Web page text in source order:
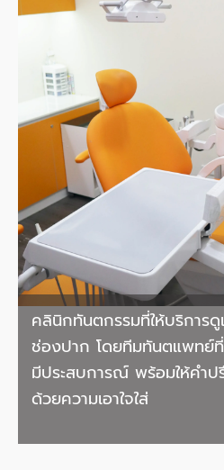
คลินิกทันตกรรมที่ให้บริการดู
ช่องปาก โดยทีมทันตแพทย์ที่
มีประสบการณ์ พร้อมให้คำป
ด้วยความเอาใจใส่